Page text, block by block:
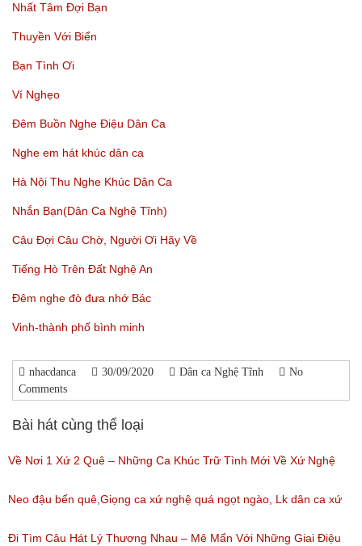
Nhất Tâm Đợi Bạn
Thuyền Với Biển
Bạn Tình Ơi
Ví Nghẹo
Đêm Buồn Nghe Điệu Dân Ca
Nghe em hát khúc dân ca
Hà Nội Thu Nghe Khúc Dân Ca
Nhắn Bạn(Dân Ca Nghệ Tĩnh)
Câu Đợi Câu Chờ, Người Ơi Hãy Về
Tiếng Hò Trên Đất Nghệ An
Đêm nghe đò đưa nhớ Bác
Vinh-thành phố bình minh
nhacdanca 30/09/2020 Dân ca Nghệ Tĩnh
No
Comments
Bài hát cùng thể loại
Về Nơi 1 Xứ 2 Quê – Những Ca Khúc Trữ Tình Mới Về Xứ Nghệ
(Lượt nghe: 161)
Neo đậu bến quê,Giọng ca xứ nghệ quá ngọt ngào, Lk dân ca xứ
nghệ hay nhất
Đi Tìm Câu Hát Lý Thương Nhau – Mê Mẩn Với Những Giai Điệu